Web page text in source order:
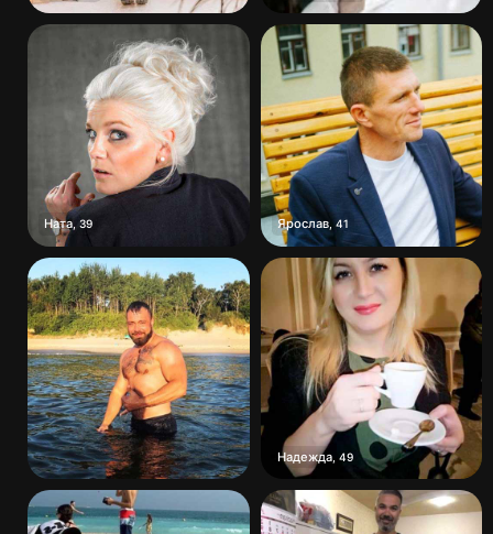
Ната 39 Ярослав, 41
Надежда, 49